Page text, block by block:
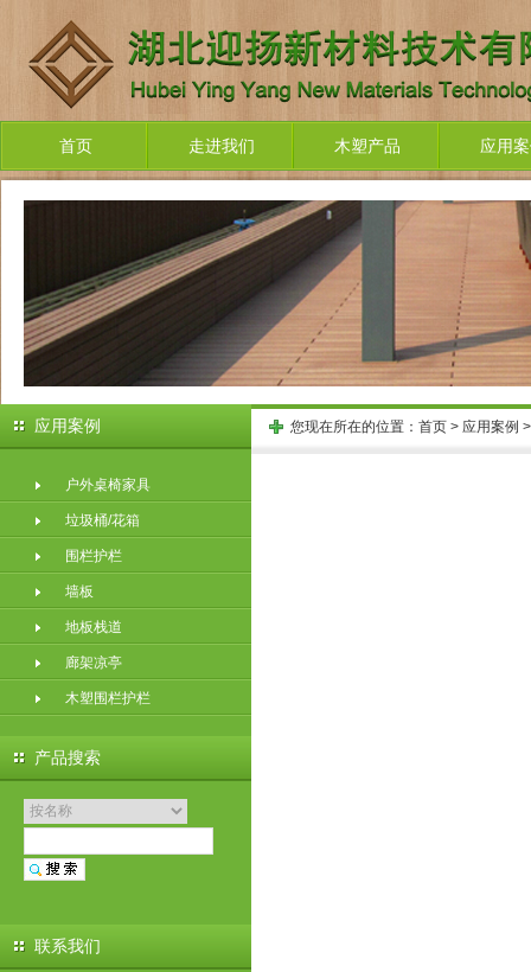
首页 走进我们 木塑产品 应用
应用案例
户外桌椅家具
垃圾桶/花箱
围栏护栏
墙板
地板栈道
廊架凉亭
木塑围栏护栏
产品搜索
联系我们
您现在所在的位置： 首页 > 应用案例